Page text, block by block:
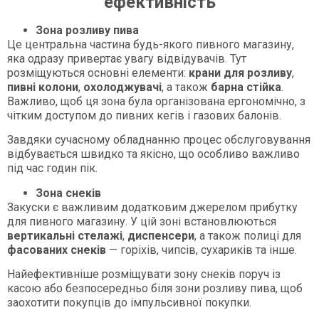
Зона розливу пива
Це центральна частина будь-якого пивного магазину,
яка одразу привертає увагу відвідувачів. Тут
розміщуються основні елементи: крани для розливу,
пивні колони, охолоджувачі, а також барна стійка.
Важливо, щоб ця зона була організована ергономічно, з
чітким доступом до пивних кегів і газових балонів.
Завдяки сучасному обладнанню процес обслуговування
відбувається швидко та якісно, що особливо важливо
під час годин пік.
Зона снеків
Закуски є важливим додатковим джерелом прибутку
для пивного магазину. У цій зоні встановлюються
вертикальні стелажі, диспенсери, а також полиці для
фасованих снеків — горіхів, чипсів, сухариків та інше.
Найефективніше розміщувати зону снеків поруч із
касою або безпосередньо біля зони розливу пива, щоб
заохотити покупців до імпульсивної покупки.